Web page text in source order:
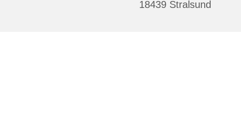
18439 Stralsund